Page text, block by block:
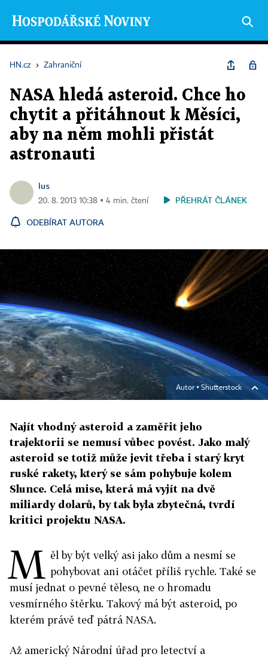
HN.cz › Zahraniční
NASA hledá asteroid. Chce ho
chytit a přitáhnout k Měsíci,
aby na něm mohli přistát
astronauti
lus
20. 8. 2013 10:38 ▪ 4 min. čtení PŘEHRÁT ČLÁNEK
ODEBÍRAT AUTORA
Autor ▪ Shutterstock
Najít vhodný asteroid a zaměřit jeho
trajektorii se nemusí vůbec povést. Jako malý
asteroid se totiž může jevit třeba i starý kryt
ruské rakety, který se sám pohybuje kolem
Slunce. Celá mise, která má vyjít na dvě
miliardy dolarů, by tak byla zbytečná, tvrdí
kritici projektu NASA.
M ěl by být velký asi jako dům a nesmí se
pohybovat ani otáčet příliš rychle. Také se
musí jednat o pevné těleso, ne o hromadu
vesmírného štěrku. Takový má být asteroid, po
kterém právě teď pátrá NASA.
Až americký Národní úřad pro letectví a